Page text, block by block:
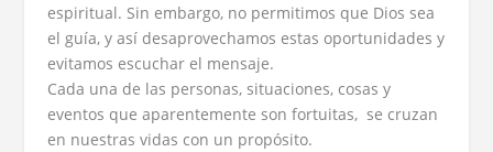
espiritual. Sin embargo, no permitimos que Dios sea
el guía, y así desaprovechamos estas oportunidades y
evitamos escuchar el mensaje.
Cada una de las personas, situaciones, cosas y
eventos que aparentemente son fortuitas, se cruzan
en nuestras vidas con un propósito.